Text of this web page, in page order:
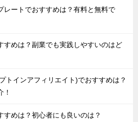
レートでおすすめは？有料と無料で
すめは？副業でも実践しやすいのはど
トインアフィリエイト)でおすすめは？
！
すめは？初心者にも良いのは？